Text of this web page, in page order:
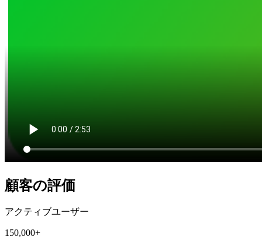
顧客の評価
アクティブユーザー
150,000+